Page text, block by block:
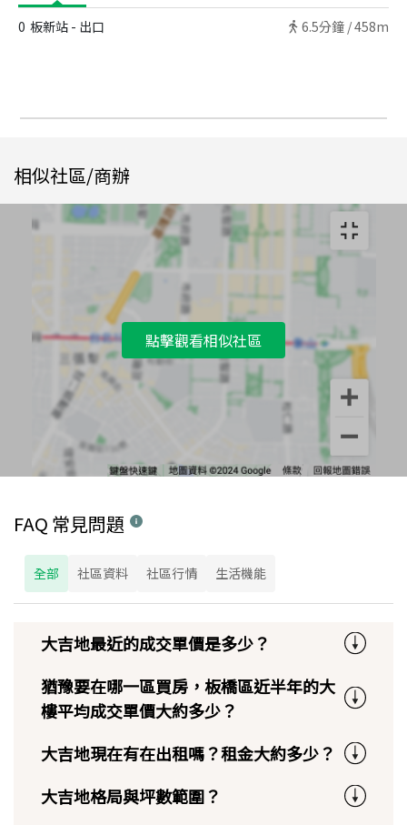
0 板新站 - 出口 6.5分鐘 /458m
相似社區/商辦
點擊觀看相似社區
FAQ 常見問題
全部 社區資料 社區行情 生活機能
大吉地最近的成交單價是多少？
猶豫要在哪一區買房，板橋區近半年的大
樓平均成交單價大約多少？
大吉地現在有在出租嗎？租金大約多少？
大吉地格局與坪數範圍？